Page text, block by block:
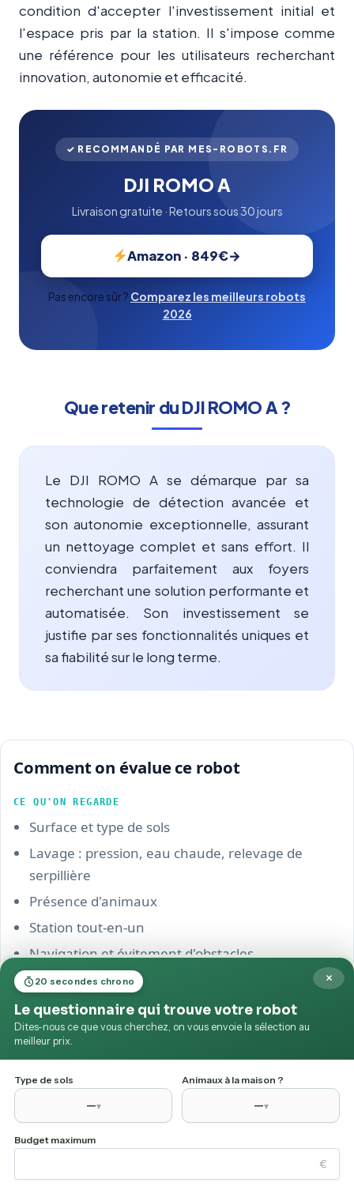
condition d'accepter l'investissement initial et
l'espace pris par la station. Il s'impose comme
une référence pour les utilisateurs recherchant
innovation, autonomie et efficacité.
✓ RECOMMANDÉ PAR MES-ROBOTS.FR
DJI ROMO A
Livraison gratuite · Retours sous 30 jours
Amazon · 849€
Pas encore sûr ? Comparez les meilleurs robots
2026
Que retenir du DJI ROMO A ?
Le DJI ROMO A se démarque par sa
technologie de détection avancée et
son autonomie exceptionnelle, assurant
un nettoyage complet et sans effort. Il
conviendra parfaitement aux foyers
recherchant une solution performante et
automatisée. Son investissement se
justifie par ses fonctionnalités uniques et
sa fiabilité sur le long terme.
Comment on évalue ce robot
CE QU'ON REGARDE
Surface et type de sols
Lavage : pression, eau chaude, relevage de
serpillière
Présence d'animaux
Station tout-en-un
Navigation et évitement d'obstacles
RELEVÉ DE PRIX 37 relevés · 38 jours · 1 marchand
Prix actuel : 849€. Plus bas relevé : 849€ (le 4 août).
le 4 août
au plus bas relevé
×
20 secondes chrono
Le questionnaire qui trouve votre robot
Dites-nous ce que vous cherchez, on vous envoie la sélection au
meilleur prix.
Type de sols
—▾
Animaux à la maison ?
—▾
Budget maximum
€